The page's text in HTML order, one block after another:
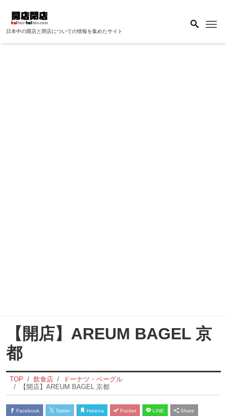
日本中の開店と閉店についての情報を集めたサイト
【開店】AREUM BAGEL 京
都
TOP 飲食店
ドーナツ・ベーグル
【開店】AREUM BAGEL 京都
Facebook Twitter Hatena Pocket LINE Share